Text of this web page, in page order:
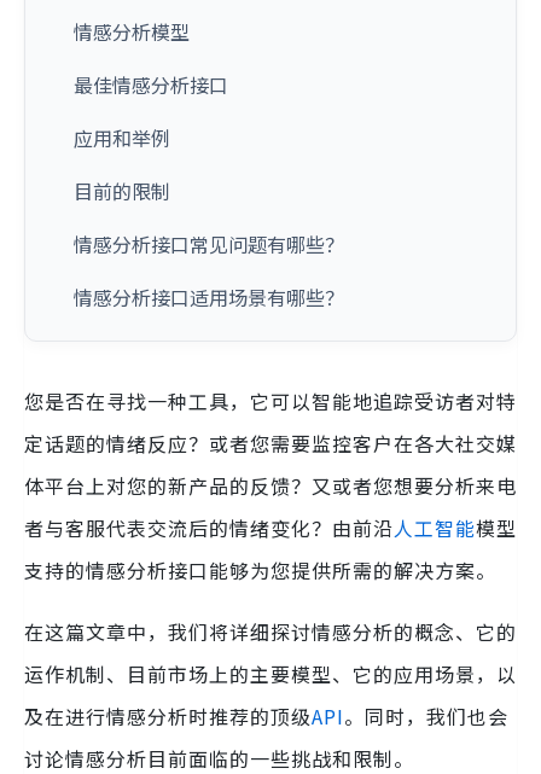
情感分析模型
最佳情感分析接口
应用和举例
目前的限制
情感分析接口常见问题有哪些？
情感分析接口适用场景有哪些？
您是否在寻找一种工具，它可以智能地追踪受访者对特
定话题的情绪反应？或者您需要监控客户在各大社交媒
体平台上对您的新产品的反馈？又或者您想要分析来电
者与客服代表交流后的情绪变化？由前沿人工智能模型
支持的情感分析接口能够为您提供所需的解决方案。
在这篇文章中，我们将详细探讨情感分析的概念、它的
运作机制、目前市场上的主要模型、它的应用场景，以
及在进行情感分析时推荐的顶级API。同时，我们也会
讨论情感分析目前面临的一些挑战和限制。